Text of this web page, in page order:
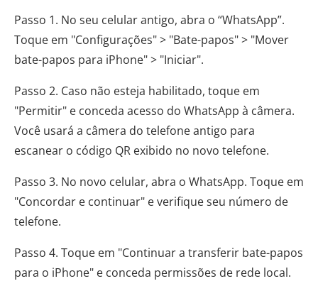
Passo 1. No seu celular antigo, abra o “WhatsApp”.
Toque em "Configurações" > "Bate-papos" > "Mover
bate-papos para iPhone" > "Iniciar".
Passo 2. Caso não esteja habilitado, toque em
"Permitir" e conceda acesso do WhatsApp à câmera.
Você usará a câmera do telefone antigo para
escanear o código QR exibido no novo telefone.
Passo 3. No novo celular, abra o WhatsApp. Toque em
"Concordar e continuar" e verifique seu número de
telefone.
Passo 4. Toque em "Continuar a transferir bate-papos
para o iPhone" e conceda permissões de rede local.